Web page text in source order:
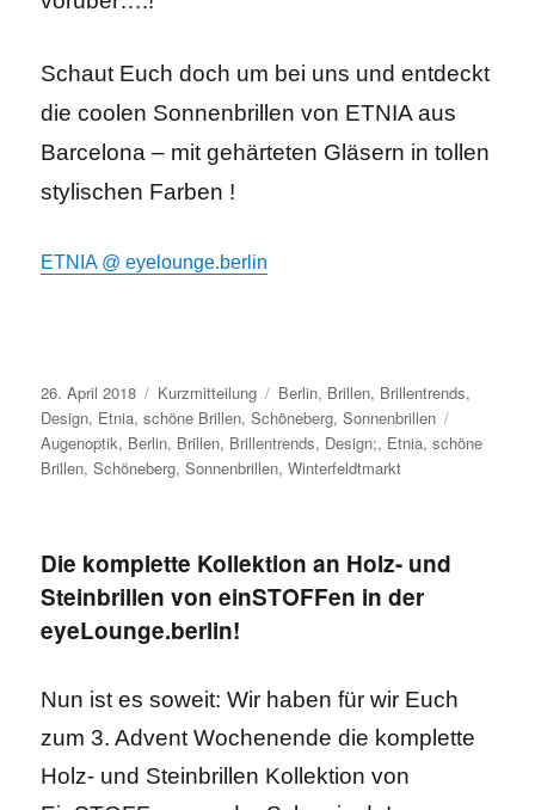
Schaut Euch doch um bei uns und entdeckt
die coolen Sonnenbrillen von ETNIA aus
Barcelona – mit gehärteten Gläsern in tollen
stylischen Farben !
ETNIA @ eyelounge.berlin
Veröffentlicht
am
26. April 2018 Format
Kurzmitteilung Kategorien
Berlin, Brillen, Brillentrends,
Design, Etnia,schöne Brillen,Schöneberg,Sonnenbrillen
Augenoptik, Berlin, Brillen, Brillentrends, Design;, Etnia,schöne
Brillen,Schöneberg,Sonnenbrillen,Winterfeldtmarkt
Die komplette Kollektion an Holz- und
Steinbrillen von einSTOFFen in der
eyeLounge.berlin!
Nun ist es soweit: Wir haben für wir Euch
zum 3. Advent Wochenende die komplette
Holz- und Steinbrillen Kollektion von